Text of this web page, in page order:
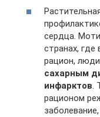
сердца.
странах, где
рацион,
сахарным
инфарктов.
рационом